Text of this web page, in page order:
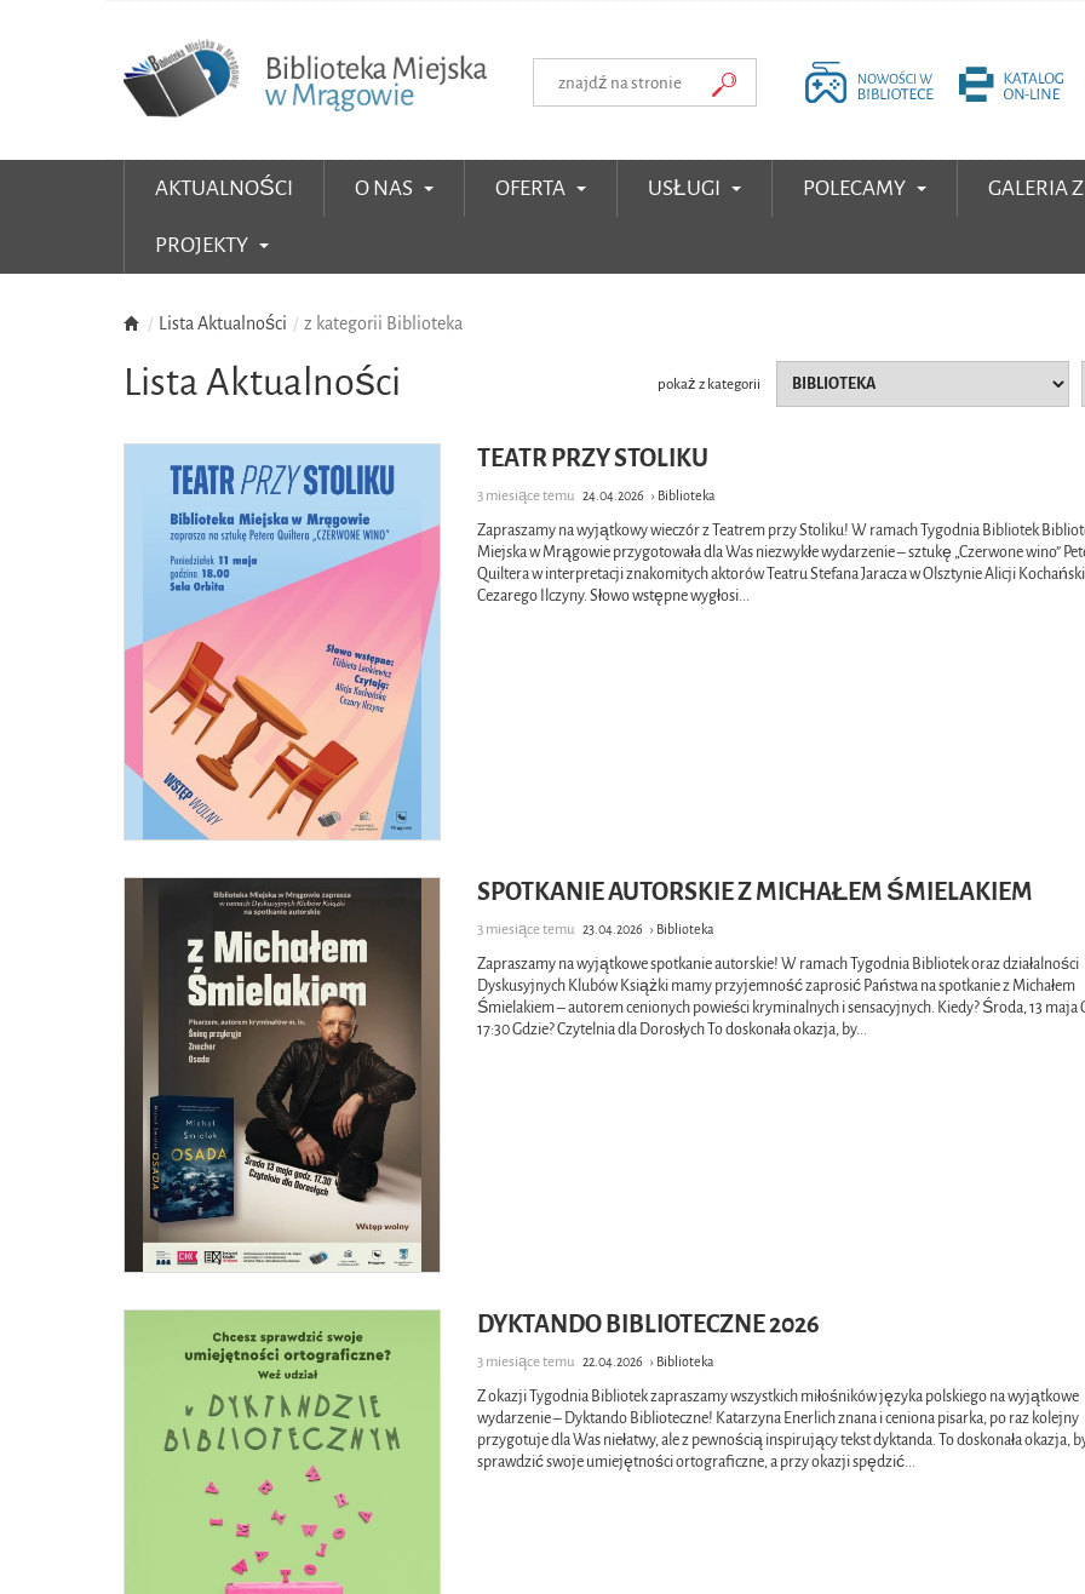
AKTUALNOŚCI O NAS OFERTA USŁUGI POLECAMY GALERIA
PROJEKTY
Lista Aktualności z kategorii Biblioteka
Lista Aktualności pokaż z kategorii
TEATR PRZY STOLIKU
3 miesiące temu 24.04.2026› Biblioteka
Zapraszamy na wyjątkowy wieczór z Teatrem przy Stoliku! W ramach Tygodnia Bibliotek
Miejska w Mrągowie przygotowała dla Was niezwykłe wydarzenie – sztukę „Czerwone wino”
Quiltera w interpretacji znakomitych aktorów Teatru Stefana Jaracza w Olsztynie Alicji
Cezarego Ilczyny. Słowo wstępne wygłosi...
SPOTKANIE AUTORSKIE Z MICHAŁEM ŚMIELAKIEM
3 miesiące temu 23.04.2026› Biblioteka
Zapraszamy na wyjątkowe spotkanie autorskie! W ramach Tygodnia Bibliotek oraz działalności
Dyskusyjnych Klubów Książki mamy przyjemność zaprosić Państwa na spotkanie z Michałem
Śmielakiem – autorem cenionych powieści kryminalnych i sensacyjnych. Kiedy? Środa, 13 maja
17:30 Gdzie? Czytelnia dla Dorosłych To doskonała okazja, by...
DYKTANDO BIBLIOTECZNE 2026
3 miesiące temu 22.04.2026› Biblioteka
Z okazji Tygodnia Bibliotek zapraszamy wszystkich miłośników języka polskiego na wyjątkowe
wydarzenie – Dyktando Biblioteczne! Katarzyna Enerlich znana i ceniona pisarka, po raz kolejny
przygotuje dla Was niełatwy, ale z pewnością inspirujący tekst dyktanda. To doskonała okazja,
sprawdzić swoje umiejętności ortograficzne, a przy okazji spędzić...